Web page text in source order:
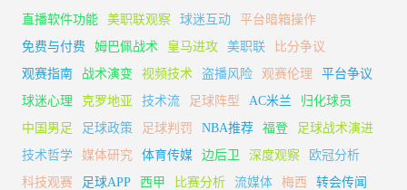
直播软件功能
美职联观察 球迷互动
平台暗箱操作
免费与付费
姆巴佩战术 皇马进攻 美职联
比分争议
观赛指南
战术演变 视频技术 盗播风险 观赛伦理
平台争议
球迷心理
克罗地亚 技术流 足球阵型 AC米兰
归化球员
中国男足
足球政策 足球判罚 NBA推荐 福登
足球战术演进
技术哲学
媒体研究 体育传媒 边后卫 深度观察
欧冠分析
科技观赛
足球APP 西甲 比赛分析 流媒体 梅西
转会传闻